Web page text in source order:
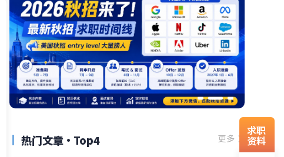
热门文章·Top4 更多
求职
资料